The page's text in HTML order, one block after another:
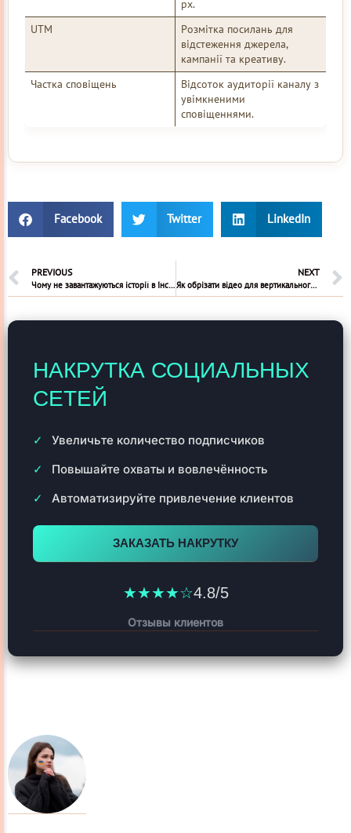
px.
UTM
Розмітка посилань для
відстеження джерела,
кампанії та креативу.
Частка сповіщень
Відсоток аудиторії каналу з
увімкненими
сповіщеннями.
Facebook Twitter LinkedIn
PREVIOUS
Чому не завантажуються історії в Інстаграм
NEXT
Як обрізати відео для вертикального формату Тік Ток
НАКРУТКА СОЦИАЛЬНЫХ
СЕТЕЙ
Увеличьте количество подписчиков
Повышайте охваты и вовлечённость
Автоматизируйте привлечение клиентов
ЗАКАЗАТЬ НАКРУТКУ
★★★★☆4.8/5
Отзывы клиентов